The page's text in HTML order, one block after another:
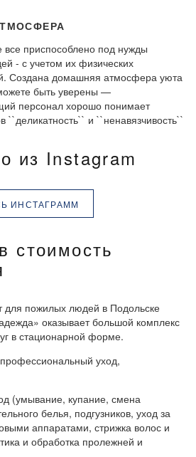
все приспособлено под нужды
- с учетом их физических
Создана домашняя атмосфера уюта
быть уверены —
персонал хорошо понимает
``деликатность`` и ``ненавязчивость``
из Instagram
ИНСТАГРАММ
стоимость
для пожилых людей в Подольске
оказывает большой комплекс
в стационарной форме.
уход,
(умывание, купание, смена
белья, подгузников, уход за
аппаратами, стрижка волос и
и обработка пролежней и